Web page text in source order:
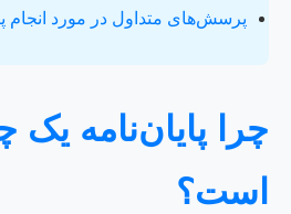
پرسش‌های متداول در مورد انجام
چرا پایان‌نامه
است؟